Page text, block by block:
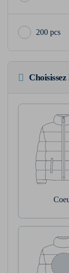
200 pcs